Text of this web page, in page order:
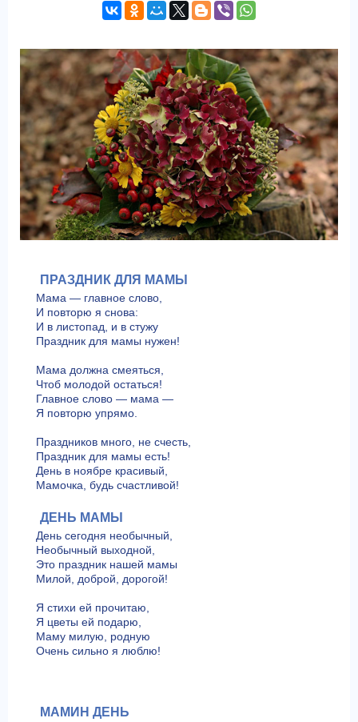
ПРАЗДНИК ДЛЯ МАМЫ
Мама — главное слово,
И повторю я снова:
И в листопад, и в стужу
Праздник для мамы нужен!
Мама должна смеяться,
Чтоб молодой остаться!
Главное слово — мама —
Я повторю упрямо.
Праздников много, не счесть,
Праздник для мамы есть!
День в ноябре красивый,
Мамочка, будь счастливой!
ДЕНЬ МАМЫ
День сегодня необычный,
Необычный выходной,
Это праздник нашей мамы
Милой, доброй, дорогой!
Я стихи ей прочитаю,
Я цветы ей подарю,
Маму милую, родную
Очень сильно я люблю!
МАМИН ДЕНЬ